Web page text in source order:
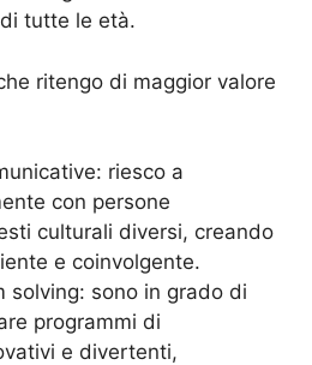
tutte le età.
ritengo di maggior valore
riesco a
con persone
culturali diversi, creando
e coinvolgente.
solving: sono in grado di
programmi di
e divertenti,